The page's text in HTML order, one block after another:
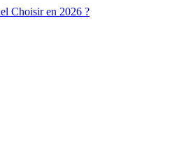
Choisir en 2026 ?